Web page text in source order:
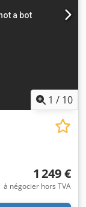
Groupe gaz =
de
1 / 10
1 249 €
à négocier hors TVA